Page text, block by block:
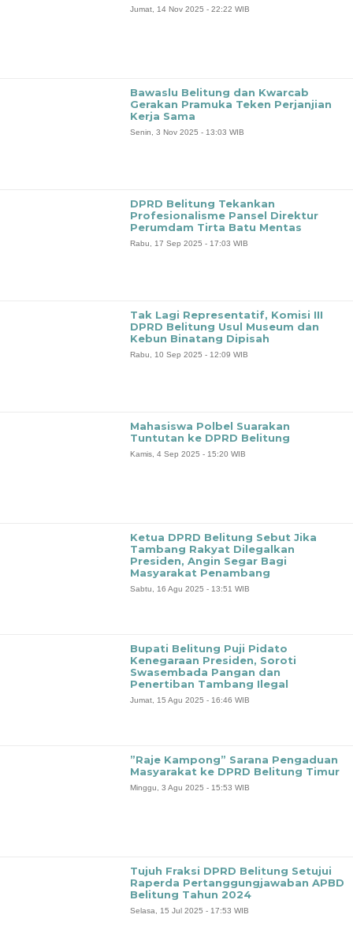
Jumat, 14 Nov 2025 - 22:22 WIB
Bawaslu Belitung dan Kwarcab
Gerakan Pramuka Teken Perjanjian
Kerja Sama
Senin, 3 Nov 2025 - 13:03 WIB
DPRD Belitung Tekankan
Profesionalisme Pansel Direktur
Perumdam Tirta Batu Mentas
Rabu, 17 Sep 2025 - 17:03 WIB
‎Tak Lagi Representatif, Komisi III
DPRD Belitung Usul Museum dan
Kebun Binatang Dipisah
Rabu, 10 Sep 2025 - 12:09 WIB
Mahasiswa Polbel Suarakan
Tuntutan ke DPRD Belitung
Kamis, 4 Sep 2025 - 15:20 WIB
Ketua DPRD Belitung Sebut Jika
Tambang Rakyat Dilegalkan
Presiden, Angin Segar Bagi
Masyarakat Penambang
Sabtu, 16 Agu 2025 - 13:51 WIB
Bupati Belitung Puji Pidato
Kenegaraan Presiden, Soroti
Swasembada Pangan dan
Penertiban Tambang Ilegal
Jumat, 15 Agu 2025 - 16:46 WIB
‎”Raje Kampong” Sarana Pengaduan
Masyarakat ke DPRD Belitung Timur
Minggu, 3 Agu 2025 - 15:53 WIB
‎Tujuh Fraksi DPRD Belitung Setujui
Raperda Pertanggungjawaban APBD
Belitung Tahun 2024
Selasa, 15 Jul 2025 - 17:53 WIB